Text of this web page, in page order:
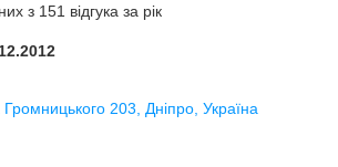
з 151 відгука за рік
203, Дніпро, Україна